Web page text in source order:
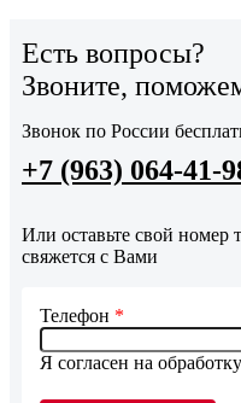
Есть вопросы?
Звоните,
Звонок по России
+7 (963) 064-41-
Или оставьте свой номер
свяжется с Вами
Я согласен на
Телефон *